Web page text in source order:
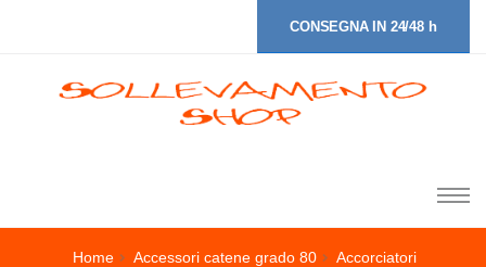
CONSEGNA IN 24/48 h
Home Accessori catene grado 80 Accorciatori